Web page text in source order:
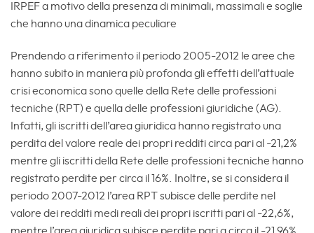
IRPEF a motivo della presenza di minimali, massimali e soglie
che hanno una dinamica peculiare
Prendendo a riferimento il periodo 2005-2012 le aree che
hanno subito in maniera più profonda gli effetti dell’attuale
crisi economica sono quelle della Rete delle professioni
tecniche (RPT) e quella delle professioni giuridiche (AG).
Infatti, gli iscritti dell’area giuridica hanno registrato una
perdita del valore reale dei propri redditi circa pari al -21,2%
mentre gli iscritti della Rete delle professioni tecniche hanno
registrato perdite per circa il 16%. Inoltre, se si considera il
periodo 2007-2012 l’area RPT subisce delle perdite nel
valore dei redditi medi reali dei propri iscritti pari al -22,6%,